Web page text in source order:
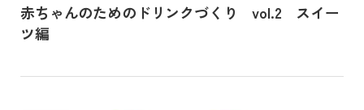
赤ちゃんのためのドリンクづくり vol.2 スイー
ツ編